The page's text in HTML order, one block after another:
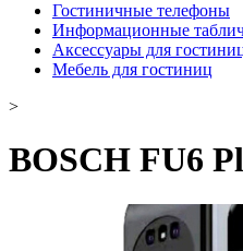
Гостиничные телефоны
Информационные
Аксессуары для
Мебель для гостиниц
>
BOSCH FU6